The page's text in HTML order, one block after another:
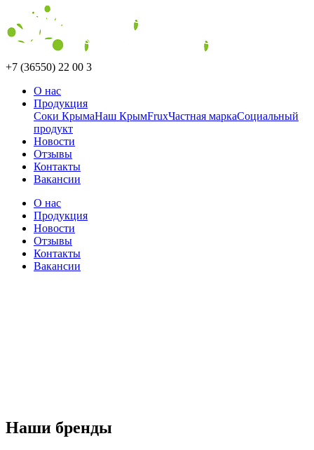
+7 (36550) 22 00 3
О нас
Продукция
Соки КрымаНаш КрымFruxЧастная маркаСоциальный
продукт
Новости
Отзывы
Контакты
Вакансии
О нас
Продукция
Новости
Отзывы
Контакты
Вакансии
Наши бренды